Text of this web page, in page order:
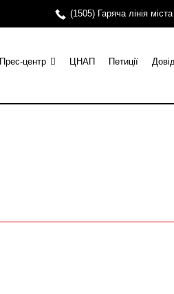
(1505) Гаряча лінія міста
Прес-центр ЦНАП Петиції